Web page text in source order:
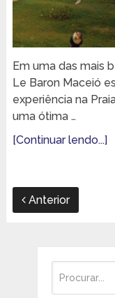
Em uma das mais
Le Baron Maceió
experiência na
uma ótima …
[Continuar lendo...]
Anterior